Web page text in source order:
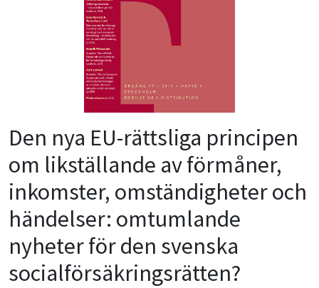
Den nya EU-rättsliga principen
om likställande av förmåner,
inkomster, omständigheter och
händelser: omtumlande
nyheter för den svenska
socialförsäkringsrätten?